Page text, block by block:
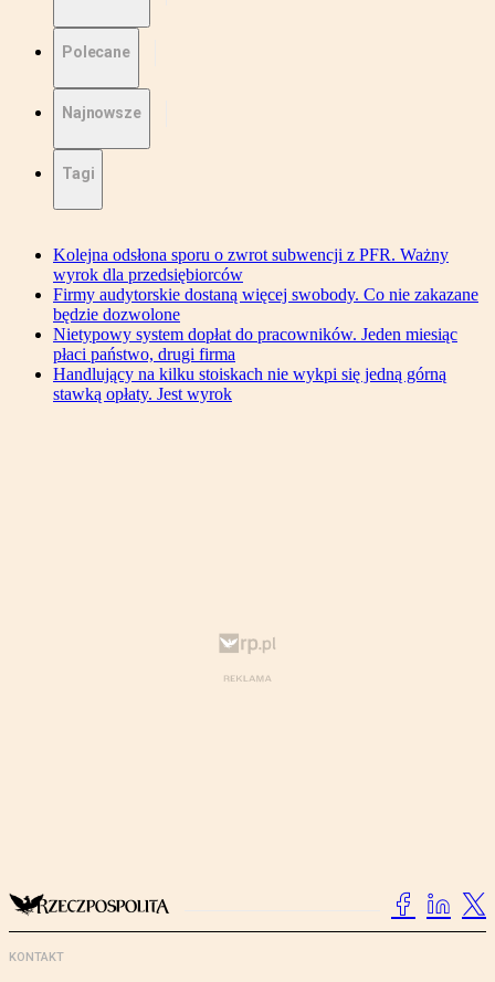
Polecane
Najnowsze
Tagi
Kolejna odsłona sporu o zwrot subwencji z PFR. Ważny
wyrok dla przedsiębiorców
Firmy audytorskie dostaną więcej swobody. Co nie zakazane
będzie dozwolone
Nietypowy system dopłat do pracowników. Jeden miesiąc
płaci państwo, drugi firma
Handlujący na kilku stoiskach nie wykpi się jedną górną
stawką opłaty. Jest wyrok
KONTAKT